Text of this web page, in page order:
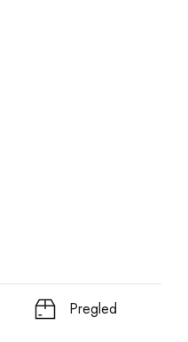
Pregled